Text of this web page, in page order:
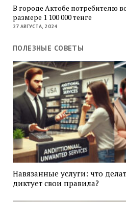
В городе Актобе потребителю
размере 1 100 000 тенге
27 АВГУСТА, 2024
ПОЛЕЗНЫЕ СОВЕТЫ
Навязанные услуги: что
диктует свои правила?